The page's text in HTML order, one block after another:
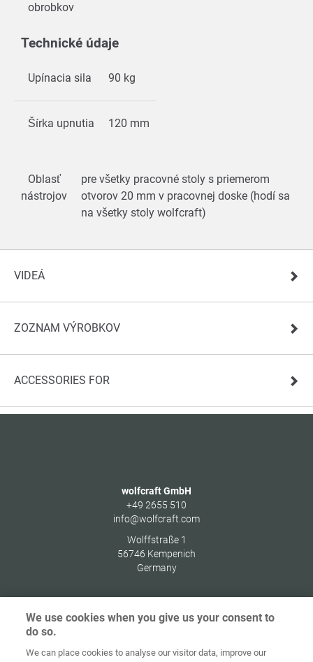
obrobkov
Technické údaje
Upínacia sila 90 kg
Šírka upnutia 120 mm
Oblasť
nástrojov
pre všetky pracovné stoly s priemerom
otvorov 20 mm v pracovnej doske (hodí sa
na všetky stoly wolfcraft)
VIDEÁ
ZOZNAM VÝROBKOV
ACCESSORIES FOR
wolfcraft GmbH
+49 2655 510
info@wolfcraft.com
Wolffstraße 1
56746 Kempenich
Germany
Domov Kontakt Tiráž údajov
We use cookies when you give us your consent to
do so.
We can place cookies to analyse our visitor data, improve our